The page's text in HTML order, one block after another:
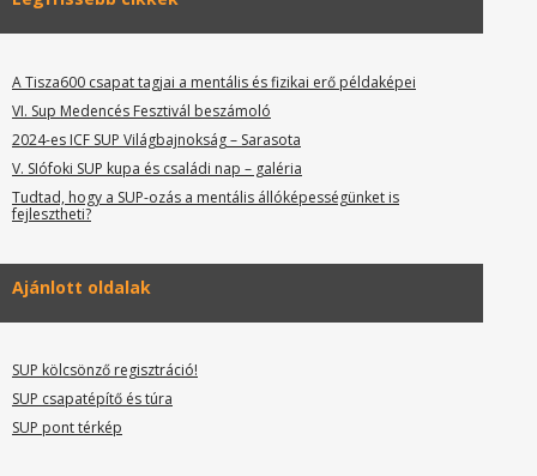
A Tisza600 csapat tagjai a mentális és fizikai erő példaképei
VI. Sup Medencés Fesztivál beszámoló
2024-es ICF SUP Világbajnokság – Sarasota
V. SIófoki SUP kupa és családi nap – galéria
Tudtad, hogy a SUP-ozás a mentális állóképességünket is
fejlesztheti?
Ajánlott oldalak
SUP kölcsönző regisztráció!
SUP csapatépítő és túra
SUP pont térkép